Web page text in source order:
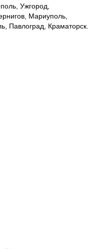
Ужгород,
Мариуполь,
Павлоград, Краматорск.